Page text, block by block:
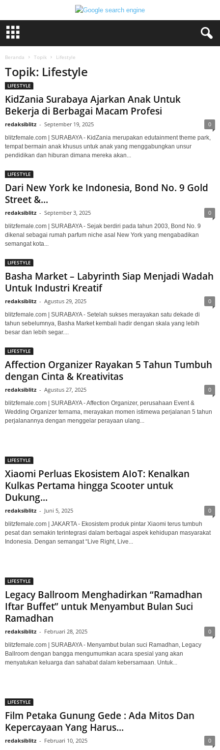
Beranda Topik Lifestyle
Topik: Lifestyle
LIFESTYLE
KidZania Surabaya Ajarkan Anak Untuk
Bekerja di Berbagai Macam Profesi
redaksiblitz - September 19, 2025 0
blitzfemale.com | SURABAYA - KidZania merupakan edutainment theme park,
tempat bermain anak khusus untuk anak yang menggabungkan unsur
pendidikan dan hiburan dimana mereka akan...
LIFESTYLE
Dari New York ke Indonesia, Bond No. 9 Gold
Street &...
redaksiblitz - September 3, 2025 0
blitzfemale.com | SURABAYA - Sejak berdiri pada tahun 2003, Bond No. 9
dikenal sebagai rumah parfum niche asal New York yang mengabadikan
semangat kota...
LIFESTYLE
Basha Market – Labyrinth Siap Menjadi Wadah
Untuk Industri Kreatif
redaksiblitz - Agustus 29, 2025 0
blitzfemale.com | SURABAYA - Setelah sukses merayakan satu dekade di
tahun sebelumnya, Basha Market kembali hadir dengan skala yang lebih
besar dan lebih segar....
LIFESTYLE
Affection Organizer Rayakan 5 Tahun Tumbuh
dengan Cinta & Kreativitas
redaksiblitz - Agustus 27, 2025 0
blitzfemale.com | SURABAYA - Affection Organizer, perusahaan Event &
Wedding Organizer ternama, merayakan momen istimewa perjalanan 5 tahun
perjalanannya dengan menggelar perayaan ulang...
LIFESTYLE
Xiaomi Perluas Ekosistem AIoT: Kenalkan
Kulkas Pertama hingga Scooter untuk
Dukung...
redaksiblitz - Juni 5, 2025 0
blitzfemale.com | JAKARTA - Ekosistem produk pintar Xiaomi terus tumbuh
pesat dan semakin terintegrasi dalam berbagai aspek kehidupan masyarakat
Indonesia. Dengan semangat “Live Right, Live...
LIFESTYLE
Legacy Ballroom Menghadirkan “Ramadhan
Iftar Buffet” untuk Menyambut Bulan Suci
Ramadhan
redaksiblitz - Februari 28, 2025 0
blitzfemale.com | SURABAYA - Menyambut bulan suci Ramadhan, Legacy
Ballroom dengan bangga mengumumkan acara spesial yang akan
menyatukan keluarga dan sahabat dalam kebersamaan. Untuk...
LIFESTYLE
Film Petaka Gunung Gede : Ada Mitos Dan
Kepercayaan Yang Harus...
redaksiblitz - Februari 10, 2025 0